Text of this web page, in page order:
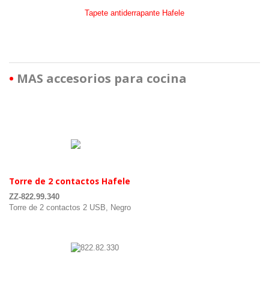
Tapete antiderrapante Hafele
• MAS accesorios para cocina
Torre de 2 contactos Hafele
ZZ-822.99.340
Torre de 2 contactos 2 USB, Negro